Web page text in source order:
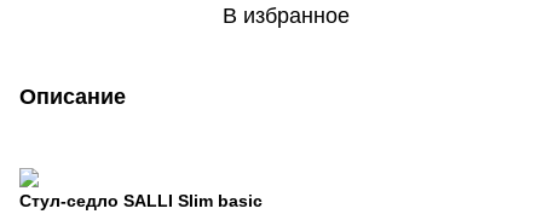
В избранное
Описание
Стул-седло SALLI Slim basic